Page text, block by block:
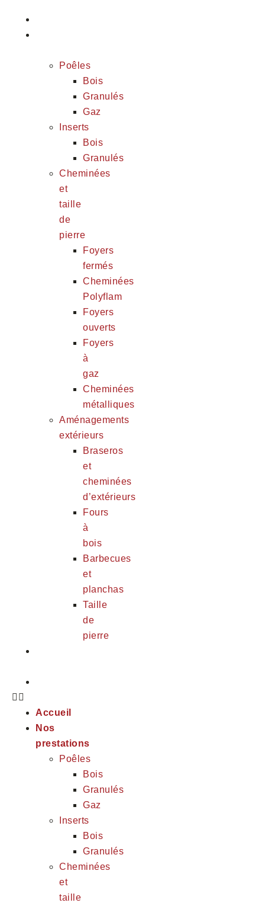
Poêles
Bois
Granulés
Gaz
Inserts
Bois
Granulés
Cheminées
et
taille
de
pierre
Foyers
fermés
Cheminées
Polyflam
Foyers
ouverts
Foyers
à
gaz
Cheminées
métalliques
Aménagements
extérieurs
Braseros
et
cheminées
d’extérieurs
Fours
à
bois
Barbecues
et
planchas
Taille
de
pierre
Accueil
Nos
prestations
Poêles
Bois
Granulés
Gaz
Inserts
Bois
Granulés
Cheminées
et
taille